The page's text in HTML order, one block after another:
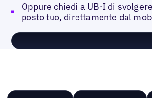
Oppure chiedi a UB-I di
posto tuo, direttamente dal